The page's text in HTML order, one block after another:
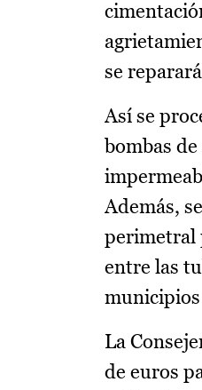
se
Así se
bombas
Además,
perimetral
entre las
La
de euros